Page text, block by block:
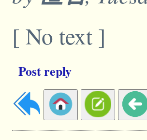
[ No text ]
Post reply